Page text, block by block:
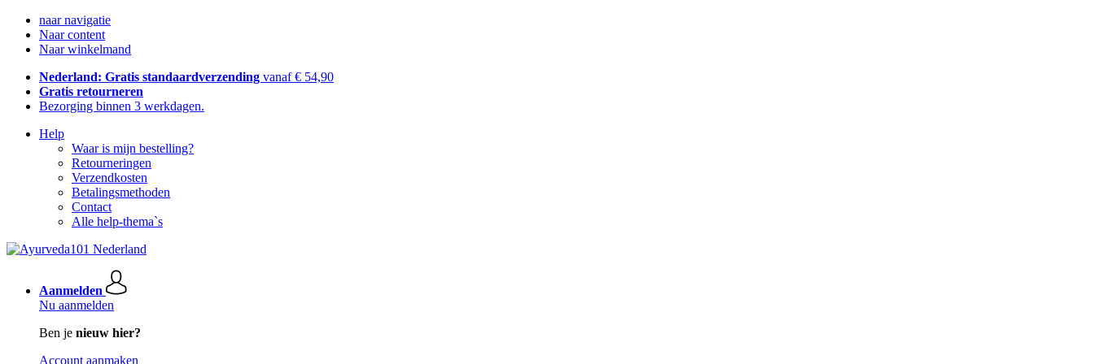
naar navigatie
Naar content
Naar winkelmand
Nederland: Gratis standaardverzending vanaf € 54,90
Gratis retourneren
Bezorging binnen 3 werkdagen.
Help
Waar is mijn bestelling?
Retourneringen
Verzendkosten
Betalingsmethoden
Contact
Alle help-thema`s
Aanmelden
Nu aanmelden
Ben je nieuw hier?
Account aanmaken